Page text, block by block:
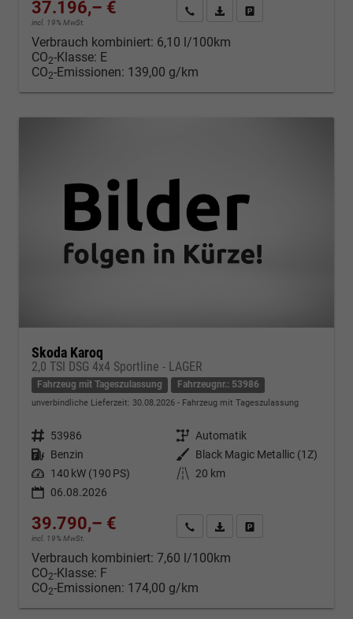
37.196,– €
incl. 19% MwSt.
Kontakt & Angebot anfordern
PDF-Datei, Fahrzeugexposé
Verbrauch kombiniert: 6,10 l/100km
CO2-Klasse: E
CO2-Emissionen: 139,00 g/km
Skoda Karoq
2,0 TSI DSG 4x4 Sportline - LAGER
Fahrzeug mit Tageszulassung Fahrzeugnr.: 53986
unverbindliche Lieferzeit: 30.08.2026 Fahrzeug mit Tageszulassung
Fahrzeugnr. 53986 Getriebe Automatik
Kraftstoff Benzin Außenfarbe
Black Magic Metallic (1Z)
Leistung 140 kW (190 PS) Kilometerstand
20 km
06.08.2026
39.790,– €
incl. 19% MwSt.
Kontakt & Angebot anfordern
PDF-Datei, Fahrzeugexposé
Verbrauch kombiniert: 7,60 l/100km
CO2-Klasse: F
CO2-Emissionen: 174,00 g/km